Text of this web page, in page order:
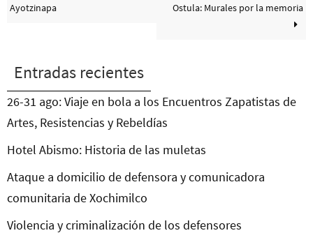
Ayotzinapa
Ostula: Murales por la memoria
Entradas recientes
26-31 ago: Viaje en bola a los Encuentros Zapatistas de
Artes, Resistencias y Rebeldías
Hotel Abismo: Historia de las muletas
Ataque a domicilio de defensora y comunicadora
comunitaria de Xochimilco
Violencia y criminalización de los defensores